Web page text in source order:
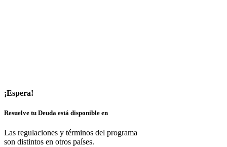
¡Espera!
Resuelve tu Deuda está disponible en
Las regulaciones y términos del programa
son distintos en otros países.